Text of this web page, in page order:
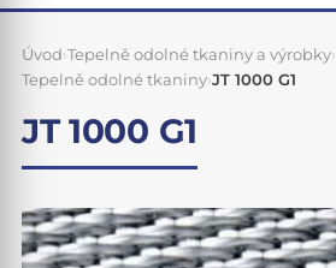
Úvod›Tepelně odolné tkaniny a výrobky›
Tepelně odolné tkaniny›JT 1000 G1
JT 1000 G1